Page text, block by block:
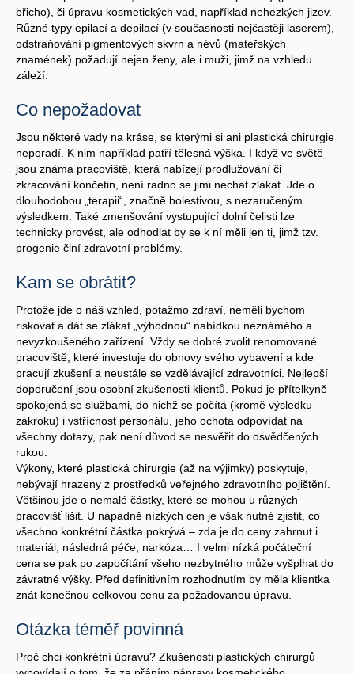
břicho), či úpravu kosmetických vad, například nehezkých jizev.
Různé typy epilací a depilací (v současnosti nejčastěji laserem),
odstraňování pigmentových skvrn a névů (mateřských
znamének) požadují nejen ženy, ale i muži, jimž na vzhledu
záleží.
Co nepožadovat
Jsou některé vady na kráse, se kterými si ani plastická chirurgie
neporadí. K nim například patří tělesná výška. I když ve světě
jsou známa pracoviště, která nabízejí prodlužování či
zkracování končetin, není radno se jimi nechat zlákat. Jde o
dlouhodobou „terapii“, značně bolestivou, s nezaručeným
výsledkem. Také zmenšování vystupující dolní čelisti lze
technicky provést, ale odhodlat by se k ní měli jen ti, jimž tzv.
progenie činí zdravotní problémy.
Kam se obrátit?
Protože jde o náš vzhled, potažmo zdraví, neměli bychom
riskovat a dát se zlákat „výhodnou“ nabídkou neznámého a
nevyzkoušeného zařízení. Vždy se dobré zvolit renomované
pracoviště, které investuje do obnovy svého vybavení a kde
pracují zkušení a neustále se vzdělávající zdravotníci. Nejlepší
doporučení jsou osobní zkušenosti klientů. Pokud je přítelkyně
spokojená se službami, do nichž se počítá (kromě výsledku
zákroku) i vstřícnost personálu, jeho ochota odpovídat na
všechny dotazy, pak není důvod se nesvěřit do osvědčených
rukou.
Výkony, které plastická chirurgie (až na výjimky) poskytuje,
nebývají hrazeny z prostředků veřejného zdravotního pojištění.
Většinou jde o nemalé částky, které se mohou u různých
pracovišť lišit. U nápadně nízkých cen je však nutné zjistit, co
všechno konkrétní částka pokrývá – zda je do ceny zahrnut i
materiál, následná péče, narkóza… I velmi nízká počáteční
cena se pak po započítání všeho nezbytného může vyšplhat do
závratné výšky. Před definitivním rozhodnutím by měla klientka
znát konečnou celkovou cenu za požadovanou úpravu.
Otázka téměř povinná
Proč chci konkrétní úpravu? Zkušenosti plastických chirurgů